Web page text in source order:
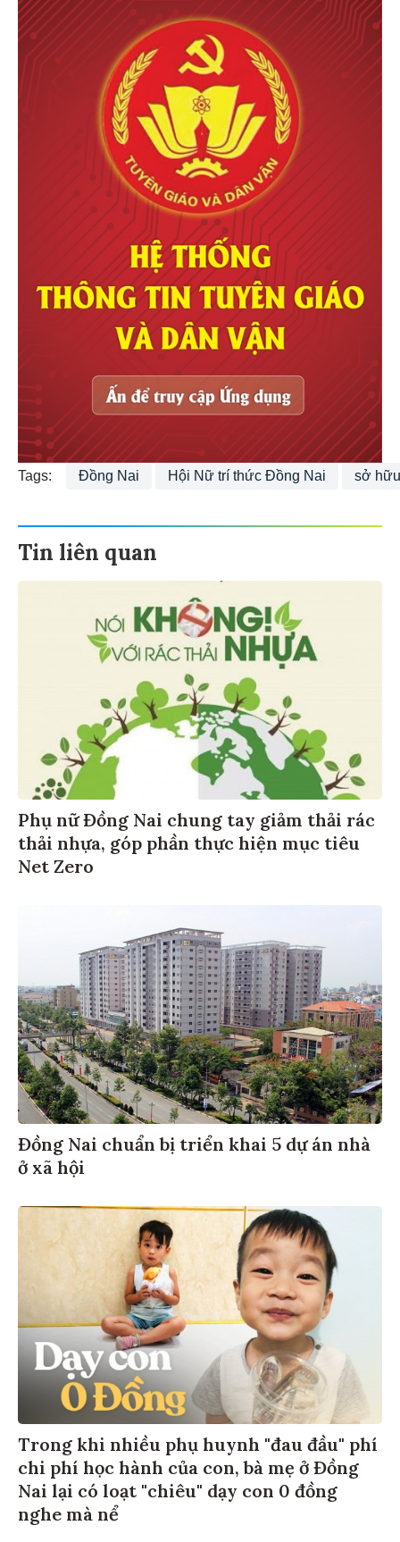
Tags: Đồng Nai Hội Nữ trí thức Đồng Nai sở
Tin liên quan
Phụ nữ Đồng Nai chung tay giảm thải rác
thải nhựa, góp phần thực hiện mục tiêu
Net Zero
Đồng Nai chuẩn bị triển khai 5 dự án nhà
ở xã hội
Trong khi nhiều phụ huynh "đau đầu" phí
chi phí học hành của con, bà mẹ ở Đồng
Nai lại có loạt "chiêu" dạy con 0 đồng
nghe mà nể